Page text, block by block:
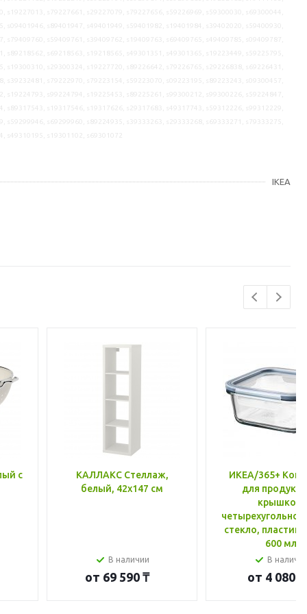
IKEA
с
КАЛЛАКС Стеллаж,
белый, 42x147 см
В наличии
от 69 590 ₸
ИКЕА/365+
для
крышкой,
стекло, пластик
600 мл
В
от 4 080 ₸